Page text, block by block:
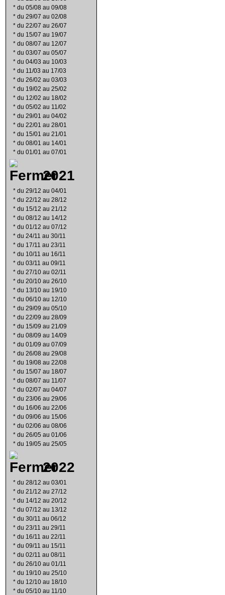
* du 05/08 au 09/08
* du 29/07 au 02/08
* du 22/07 au 26/07
* du 15/07 au 19/07
* du 08/07 au 12/07
* du 03/07 au 05/07
* du 04/03 au 10/03
* du 11/03 au 17/03
* du 26/02 au 03/03
* du 19/02 au 25/02
* du 12/02 au 18/02
* du 05/02 au 11/02
* du 29/01 au 04/02
* du 22/01 au 28/01
* du 15/01 au 21/01
* du 08/01 au 14/01
* du 01/01 au 07/01
2021
* du 29/12 au 04/01
* du 22/12 au 28/12
* du 15/12 au 21/12
* du 08/12 au 14/12
* du 01/12 au 07/12
* du 24/11 au 30/11
* du 17/11 au 23/11
* du 10/11 au 16/11
* du 03/11 au 09/11
* du 27/10 au 02/11
* du 20/10 au 26/10
* du 13/10 au 19/10
* du 06/10 au 12/10
* du 29/09 au 05/10
* du 22/09 au 28/09
* du 15/09 au 21/09
* du 08/09 au 14/09
* du 01/09 au 07/09
* du 26/08 au 29/08
* du 19/08 au 22/08
* du 15/07 au 18/07
* du 08/07 au 11/07
* du 02/07 au 04/07
* du 23/06 au 29/06
* du 16/06 au 22/06
* du 09/06 au 15/06
* du 02/06 au 08/06
* du 26/05 au 01/06
* du 19/05 au 25/05
2022
* du 28/12 au 03/01
* du 21/12 au 27/12
* du 14/12 au 20/12
* du 07/12 au 13/12
* du 30/11 au 06/12
* du 23/11 au 29/11
* du 16/11 au 22/11
* du 09/11 au 15/11
* du 02/11 au 08/11
* du 26/10 au 01/11
* du 19/10 au 25/10
* du 12/10 au 18/10
* du 05/10 au 11/10